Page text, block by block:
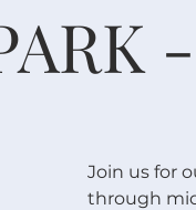
Join us for
through